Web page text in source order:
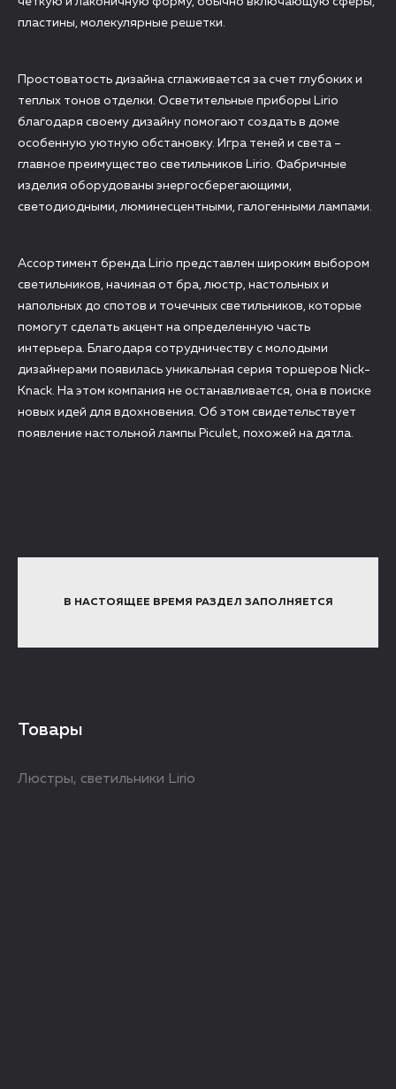
пластины, молекулярные решетки.
Простоватость дизайна сглаживается за счет глубоких и
теплых тонов отделки. Осветительные приборы Lirio
благодаря своему дизайну помогают создать в доме
особенную уютную обстановку. Игра теней и света –
главное преимущество светильников Lirio. Фабричные
изделия оборудованы энергосберегающими,
светодиодными, люминесцентными, галогенными лампами.
Ассортимент бренда Lirio представлен широким выбором
светильников, начиная от бра, люстр, настольных и
напольных до спотов и точечных светильников, которые
помогут сделать акцент на определенную часть
интерьера. Благодаря сотрудничеству с молодыми
дизайнерами появилась уникальная серия торшеров Nick-
Knack. На этом компания не останавливается, она в поиске
новых идей для вдохновения. Об этом свидетельствует
появление настольной лампы Piculet, похожей на дятла.
В НАСТОЯЩЕЕ ВРЕМЯ РАЗДЕЛ ЗАПОЛНЯЕТСЯ
Товары
Люстры, светильники Lirio